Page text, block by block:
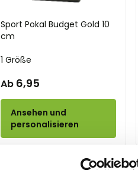
Sport Pokal Budget Gold 10
cm
1 Größe
Ab 6,95
Ansehen und
personalisieren